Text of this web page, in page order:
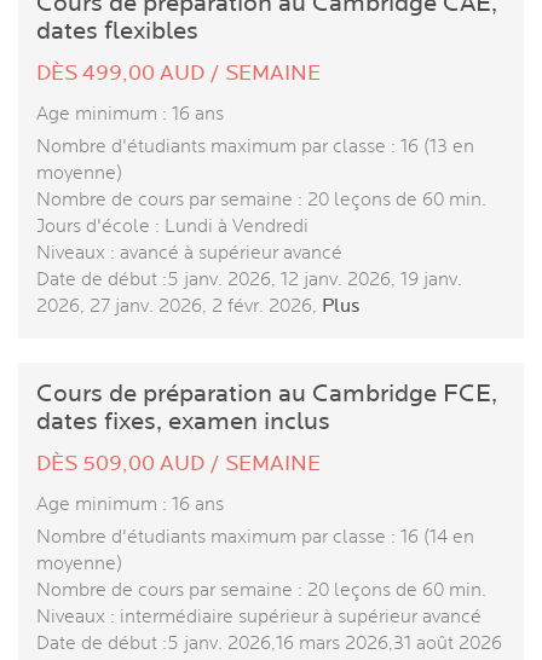
dates flexibles
DÈS 499,00 AUD / SEMAINE
Age minimum : 16 ans
Nombre d'étudiants maximum par classe : 16 (13 en
moyenne)
Nombre de cours par semaine : 20 leçons de 60 min.
Jours d'école : Lundi à Vendredi
Niveaux : avancé à supérieur avancé
Date de début :5 janv. 2026, 12 janv. 2026, 19 janv.
2026, 27 janv. 2026, 2 févr. 2026, Plus
Cours de préparation au Cambridge FCE,
dates fixes, examen inclus
DÈS 509,00 AUD / SEMAINE
Age minimum : 16 ans
Nombre d'étudiants maximum par classe : 16 (14 en
moyenne)
Nombre de cours par semaine : 20 leçons de 60 min.
Niveaux : intermédiaire supérieur à supérieur avancé
Date de début :5 janv. 2026,16 mars 2026,31 août 2026